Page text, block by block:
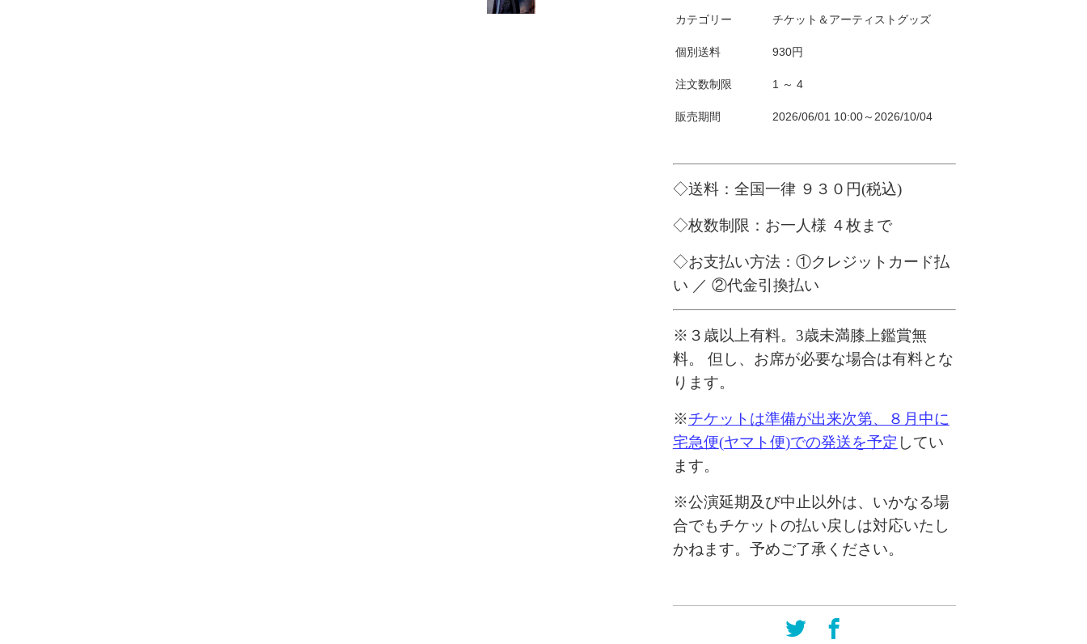
カテゴリー チケット＆アーティストグッズ
個別送料 930円
注文数制限 1 ～ 4
販売期間 2026/06/01 10:00～2026/10/04
◇送料：全国一律９３０ 円(税込)
◇枚数制限：お一人様 ４枚まで
◇お支払い方法： ①クレジットカード払
い ／ ②代金引換払い
※ ３歳以上有料。3歳未満膝上鑑賞無
料。 但し、お席が必要な場合は有料とな
ります。
※チケットは準備が出来次第、８月中に
宅急便(ヤマト便)での発送を予定 してい
ます。
※公演延期及び中止以外は、いかなる場
合でもチケットの払い戻しは対応いたし
かねます。予めご了承ください。